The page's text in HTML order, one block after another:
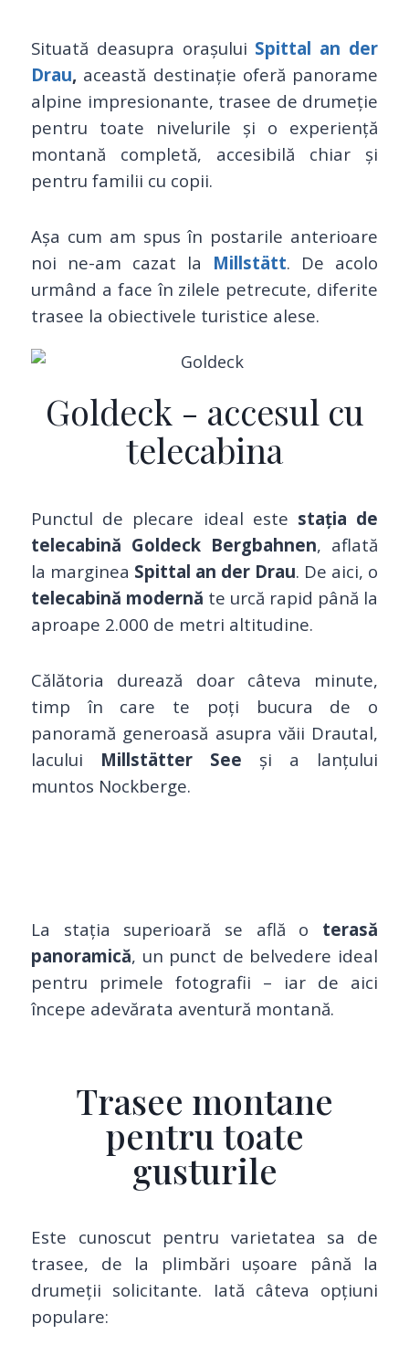
Situată deasupra orașului Spittal an der
Drau, această destinație oferă panorame
alpine impresionante, trasee de drumeție
pentru toate nivelurile și o experiență
montană completă, accesibilă chiar și
pentru familii cu copii.
Așa cum am spus în postarile anterioare
noi ne-am cazat la Millstätt. De acolo
urmând a face în zilele petrecute, diferite
trasee la obiectivele turistice alese.
Goldeck - accesul cu
telecabina
Punctul de plecare ideal este stația de
telecabină Goldeck Bergbahnen, aflată
la marginea Spittal an der Drau. De aici, o
telecabină modernă te urcă rapid până la
aproape 2.000 de metri altitudine.
Călătoria durează doar câteva minute,
timp în care te poți bucura de o
panoramă generoasă asupra văii Drautal,
lacului Millstätter See și a lanțului
muntos Nockberge.
La stația superioară se află o terasă
panoramică, un punct de belvedere ideal
pentru primele fotografii – iar de aici
începe adevărata aventură montană.
Trasee montane
pentru toate
gusturile
Este cunoscut pentru varietatea sa de
trasee, de la plimbări ușoare până la
drumeții solicitante. Iată câteva opțiuni
populare: